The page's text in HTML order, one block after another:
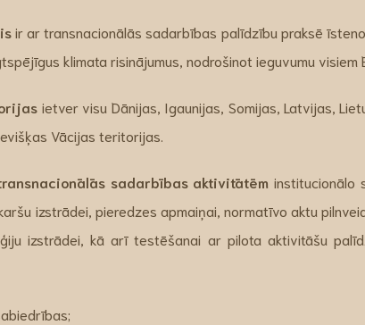
ir ar transnacionālās sadarbības palīdzību praksē
klimata risinājumus, nodrošinot ieguvumu
ietver visu Dānijas, Igaunijas, Somijas, Latvijas,
Vācijas teritorijas.
sadarbības aktivitātēm institucionālo
izstrādei, pieredzes apmaiņai, normatīvo aktu
izstrādei, kā arī testēšanai ar pilota aktivitāšu